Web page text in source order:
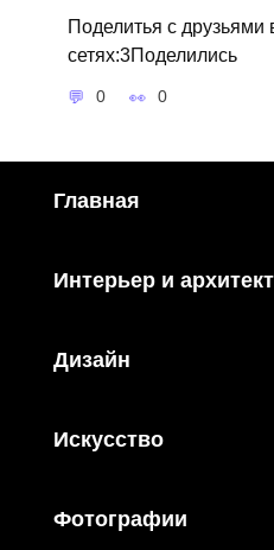
Поделитья с друзьями
сетях:3Поделились
0 0
Главная
Интерьер и
Дизайн
Искусство
Фотографии